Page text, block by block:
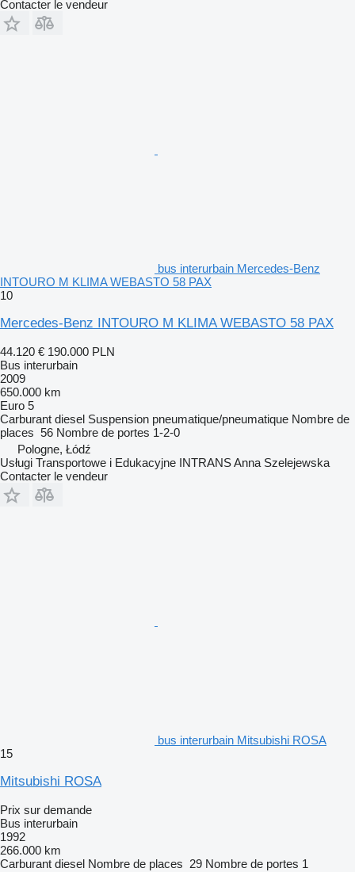
Contacter le vendeur
bus interurbain Mercedes-Benz
INTOURO M KLIMA WEBASTO 58 PAX
10
Mercedes-Benz INTOURO M KLIMA WEBASTO 58 PAX
44.120 € 190.000 PLN
Bus interurbain
2009
650.000 km
Euro 5
Carburant diesel Suspension pneumatique/pneumatique Nombre de
places 56 Nombre de portes 1-2-0
Pologne, Łódź
Usługi Transportowe i Edukacyjne INTRANS Anna Szelejewska
Contacter le vendeur
bus interurbain Mitsubishi ROSA
15
Mitsubishi ROSA
Prix sur demande
Bus interurbain
1992
266.000 km
Carburant diesel Nombre de places 29 Nombre de portes 1